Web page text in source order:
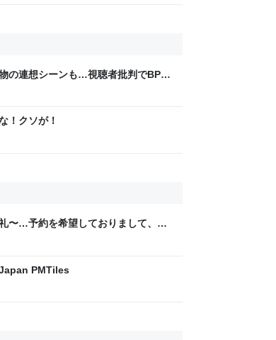
の連想シーンも…視聴者批判でBPO
」 - ライブドアニュース
！クソが！
〜…予約を希望しておりまして、は
話されるより、受ける側としては
PMTiles